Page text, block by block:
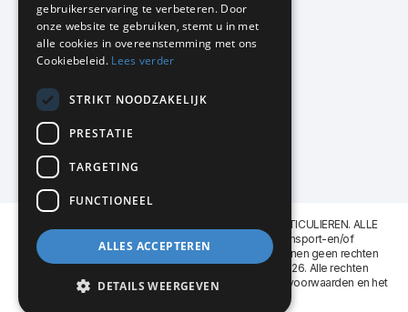
KMP Kantoormeubilair
Airport Business Park
Frankfurtstraat 29-31
1175 RH Lijnden
020-617 01 26
info@kmpkantoormeubilair.nl
Facebook
Instagram
KMP Kantoormeubilair levert aan BEDRIJVEN en PARTICULIEREN. ALLE
GENOEMDE PRIJZEN ZIJN EXCL. 21% B.T.W. Transport-en/of
Montagekosten op aanvraag. Aan deze website kunnen geen rechten
worden ontleend. KMP Kantoormeubilair VOF © 2026. Alle rechten
voorbehouden. Lees voor gebruik graag de
leveringsvoorwaarden en het
gebruikerservaring te verbeteren. Door
onze website te gebruiken, stemt u in met
alle cookies in overeenstemming met ons
Cookiebeleid. Lees verder
STRIKT NOODZAKELIJK
PRESTATIE
TARGETING
FUNCTIONEEL
ALLES ACCEPTEREN
DETAILS WEERGEVEN